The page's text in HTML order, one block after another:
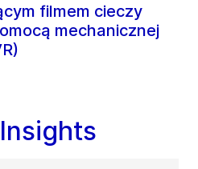
filmem cieczy
mechanicznej